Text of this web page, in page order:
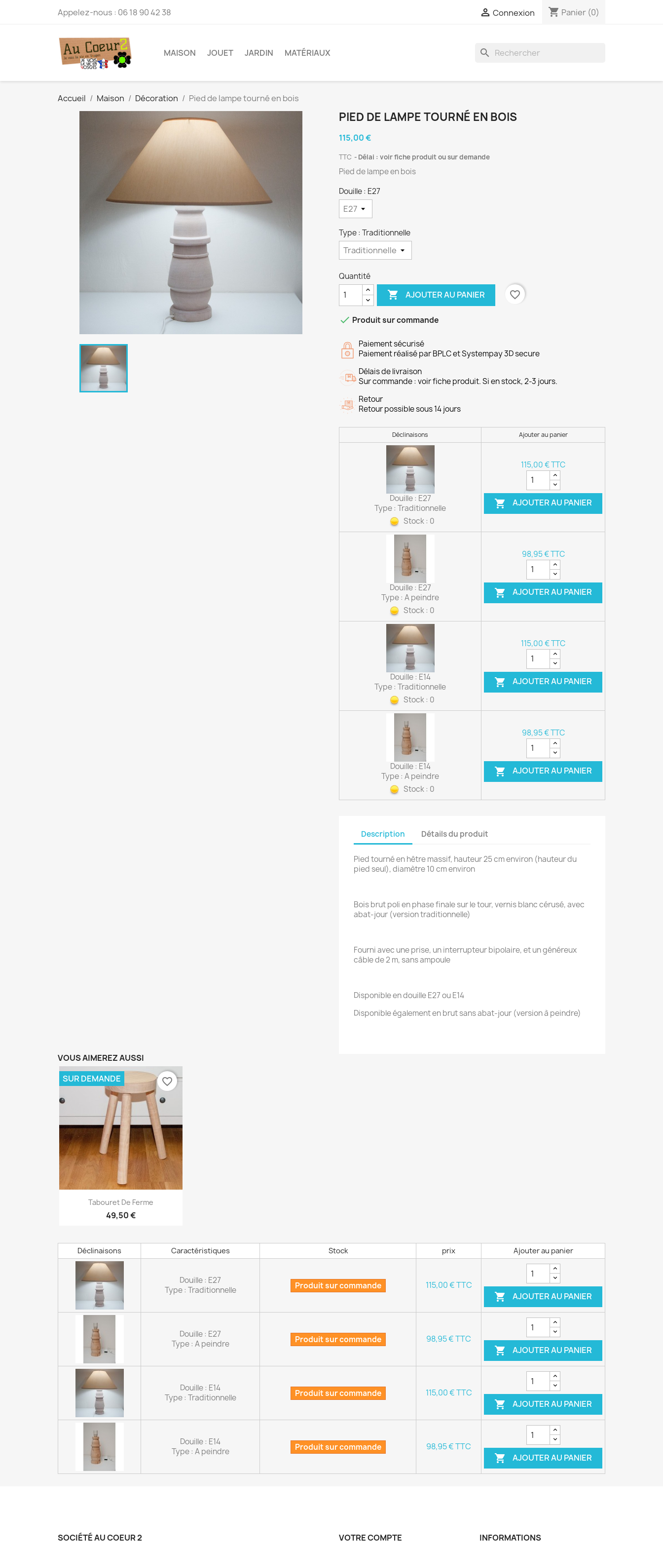
Appelez-nous : 06 18 90 42 38  Connexion shopping_cart Panier (0)
MAISON JOUET JARDIN MATÉRIAUX search
Accueil Maison Décoration Pied de lampe tourné en bois
PIED DE LAMPE TOURNÉ EN BOIS
115,00 €
TTC Délai : voir fiche produit ou sur demande
Pied de lampe en bois
Douille : E27
Type : Traditionnelle
Quantité
 AJOUTER AU PANIER favorite_border
 Produit sur commande
Paiement sécurisé
Paiement réalisé par BPLC et Systempay 3D secure
Délais de livraison
Sur commande : voir fiche produit. Si en stock, 2-3 jours.
Retour
Retour possible sous 14 jours
Déclinaisons Ajouter au panier
Douille : E27
Type : Traditionnelle
Stock : 0
115,00 € TTC
 AJOUTER AU PANIER
Douille : E27
Type : A peindre
Stock : 0
98,95 € TTC
 AJOUTER AU PANIER
Douille : E14
Type : Traditionnelle
Stock : 0
115,00 € TTC
 AJOUTER AU PANIER
Douille : E14
Type : A peindre
Stock : 0
98,95 € TTC
 AJOUTER AU PANIER
Description Détails du produit
Pied tourné en hêtre massif, hauteur 25 cm environ (hauteur du
pied seul), diamètre 10 cm environ
Bois brut poli en phase finale sur le tour, vernis blanc cérusé, avec
abat-jour (version traditionnelle)
Fourni avec une prise, un interrupteur bipolaire, et un généreux
câble de 2 m, sans ampoule
Disponible en douille E27 ou E14
Disponible également en brut sans abat-jour (version à peindre)
VOUS AIMEREZ AUSSI
Aperçu rapide
Tabouret De Ferme
49,50 €
SUR DEMANDE favorite_border
Déclinaisons Caractéristiques Stock prix Ajouter au panier
Douille : E27
Type : Traditionnelle
Produit sur commande 115,00 € TTC
 AJOUTER AU PANIER
Douille : E27
Type : A peindre
Produit sur commande 98,95 € TTC
 AJOUTER AU PANIER
Douille : E14
Type : Traditionnelle
Produit sur commande 115,00 € TTC
 AJOUTER AU PANIER
Douille : E14
Type : A peindre
Produit sur commande 98,95 € TTC
 AJOUTER AU PANIER
SOCIÉTÉ AU COEUR 2 VOTRE COMPTE INFORMATIONS